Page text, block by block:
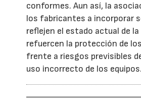
conformes. Aun así, la
los fabricantes a incorporar
reflejen el estado actual de
refuercen la protección de
frente a riesgos previsibles
uso incorrecto de los equipos.